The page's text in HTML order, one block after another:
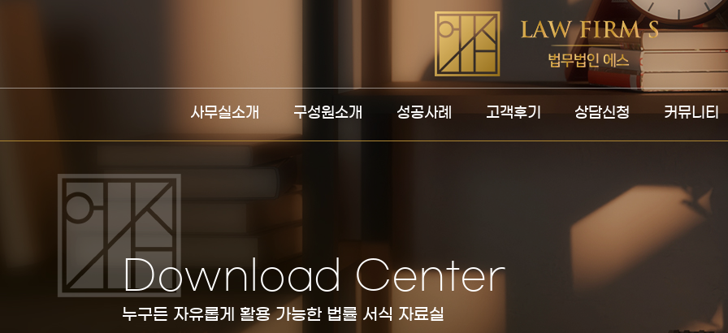
사무실소개 구성원소개 성공사례 고객후기 상담신청 커뮤니티
Download Center
누구든 자유롭게 활용 가능한 법률 서식 자료실